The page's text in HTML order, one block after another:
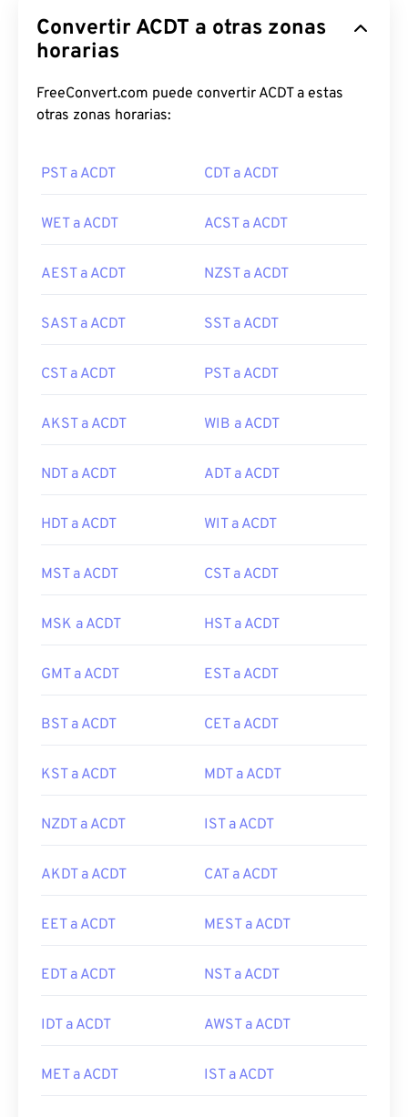
Convertir ACDT a otras zonas
horarias
FreeConvert.com puede convertir ACDT a estas
otras zonas horarias:
PST a ACDT CDT a ACDT
WET a ACDT ACST a ACDT
AEST a ACDT NZST a ACDT
SAST a ACDT SST a ACDT
CST a ACDT PST a ACDT
AKST a ACDT WIB a ACDT
NDT a ACDT ADT a ACDT
HDT a ACDT WIT a ACDT
MST a ACDT CST a ACDT
MSK a ACDT HST a ACDT
GMT a ACDT EST a ACDT
BST a ACDT CET a ACDT
KST a ACDT MDT a ACDT
NZDT a ACDT IST a ACDT
AKDT a ACDT CAT a ACDT
EET a ACDT MEST a ACDT
EDT a ACDT NST a ACDT
IDT a ACDT AWST a ACDT
MET a ACDT IST a ACDT